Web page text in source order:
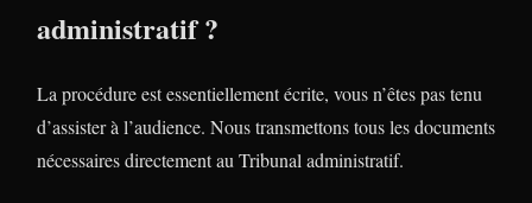
administratif ?
La procédure est essentiellement écrite, vous n’êtes pas tenu
d’assister à l’audience. Nous transmettons tous les documents
nécessaires directement au Tribunal administratif.